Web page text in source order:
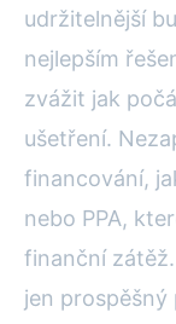
udržitelnější
nejlepším
zvážit jak
ušetření.
financování,
nebo PPA,
finanční
jen prospěšný